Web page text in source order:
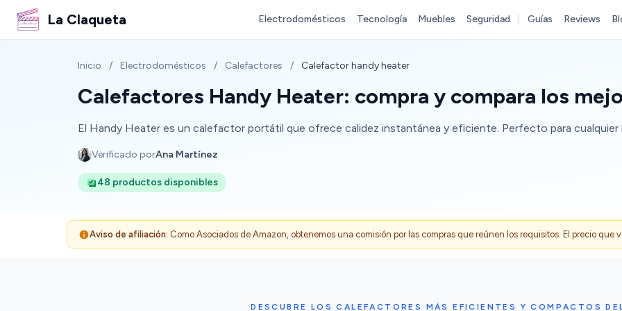
La Claqueta Electrodomésticos Tecnología Muebles Seguridad Guías Reviews
Inicio / Electrodomésticos / Calefactores / Calefactor handy heater
Calefactores Handy Heater: compra y compara los
El Handy Heater es un calefactor portátil que ofrece calidez instantánea y eficiente. Perfecto para
Verificado porAna Martínez
48 productos disponibles
Aviso de afiliación: Como Asociados de Amazon, obtenemos una comisión por las compras que reúnen los requisitos. El precio que
DESCUBRE LOS CALEFACTORES MÁS EFICIENTES Y COMPACTOS